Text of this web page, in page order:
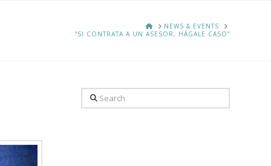
HOMENEWS & EVENTS
“SI CONTRATA A UN ASESOR, HÁGALE CASO”
Search